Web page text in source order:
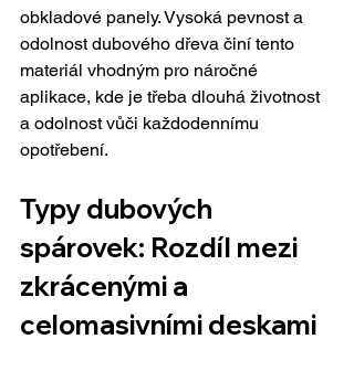
obkladové panely. Vysoká pevnost a
odolnost dubového dřeva činí tento
materiál vhodným pro náročné
aplikace, kde je třeba dlouhá životnost
a odolnost vůči každodennímu
opotřebení.
Typy dubových
spárovek: Rozdíl mezi
zkrácenými a
celomasivními deskami